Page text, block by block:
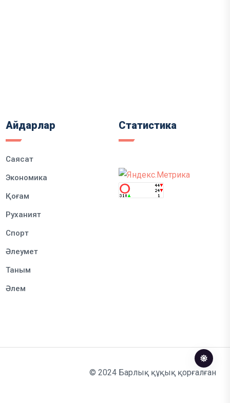
Айдарлар
Саясат
Экономика
Қоғам
Руханият
Спорт
Әлеумет
Таным
Әлем
Статистика
© 2024 Барлық құқық қорғалған